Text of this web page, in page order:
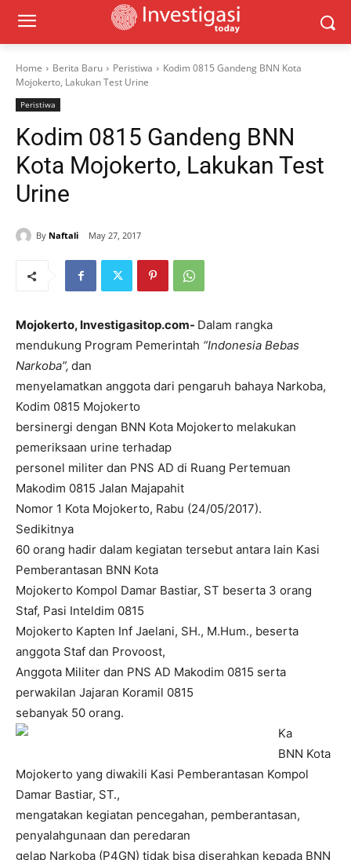
Home Berita Baru Peristiwa
Kodim 0815 Gandeng BNN Kota
Mojokerto, Lakukan Test Urine
Peristiwa
Kodim 0815 Gandeng BNN
Kota Mojokerto, Lakukan Test
Urine
By Naftali May 27, 2017
Mojokerto, Investigasitop.com- Dalam rangka
mendukung Program Pemerintah “Indonesia Bebas
Narkoba”, dan
menyelamatkan anggota dari pengaruh bahaya Narkoba,
Kodim 0815 Mojokerto
bersinergi dengan BNN Kota Mojokerto melakukan
pemeriksaan urine terhadap
personel militer dan PNS AD di Ruang Pertemuan
Makodim 0815 Jalan Majapahit
Nomor 1 Kota Mojokerto, Rabu (24/05/2017).
Sedikitnya
60 orang hadir dalam kegiatan tersebut antara lain Kasi
Pemberantasan BNN Kota
Mojokerto Kompol Damar Bastiar, ST beserta 3 orang
Staf, Pasi Inteldim 0815
Mojokerto Kapten Inf Jaelani, SH., M.Hum., beserta
anggota Staf dan Provoost,
Anggota Militer dan PNS AD Makodim 0815 serta
perwakilan Jajaran Koramil 0815
sebanyak 50 orang.
Ka
BNN Kota
Mojokerto yang diwakili Kasi Pemberantasan Kompol
Damar Bastiar, ST.,
mengatakan kegiatan pencegahan, pemberantasan,
penyalahgunaan dan peredaran
gelap Narkoba (P4GN) tidak bisa diserahkan kepada BNN